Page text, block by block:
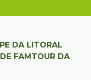
DA LITORAL
FAMTOUR DA